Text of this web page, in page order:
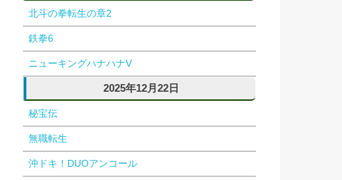
北斗の拳転生の章2
鉄拳6
ニューキングハナハナV
2025年12月22日
秘宝伝
無職転生
沖ドキ！DUOアンコール